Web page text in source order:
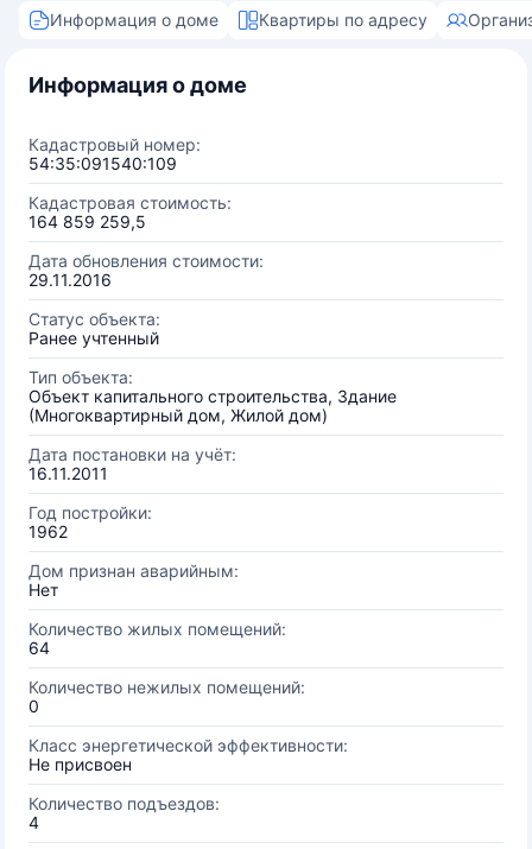
Информация о доме Квартиры по адресу
Информация о доме
Кадастровый номер:
54:35:091540:109
Кадастровая стоимость:
164 859 259,5
Дата обновления стоимости:
29.11.2016
Статус объекта:
Ранее учтенный
Тип объекта:
Объект капитального строительства, Здание
(Многоквартирный дом, Жилой дом)
Дата постановки на учёт:
16.11.2011
Год постройки:
1962
Дом признан аварийным:
Нет
Количество жилых помещений:
64
Количество нежилых помещений:
0
Класс энергетической эффективности:
Не присвоен
Количество подъездов:
4